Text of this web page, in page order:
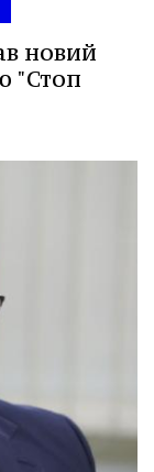
новий
"Стоп